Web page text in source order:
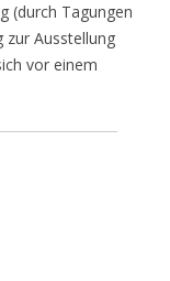
(durch Tagungen
zur Ausstellung
vor einem